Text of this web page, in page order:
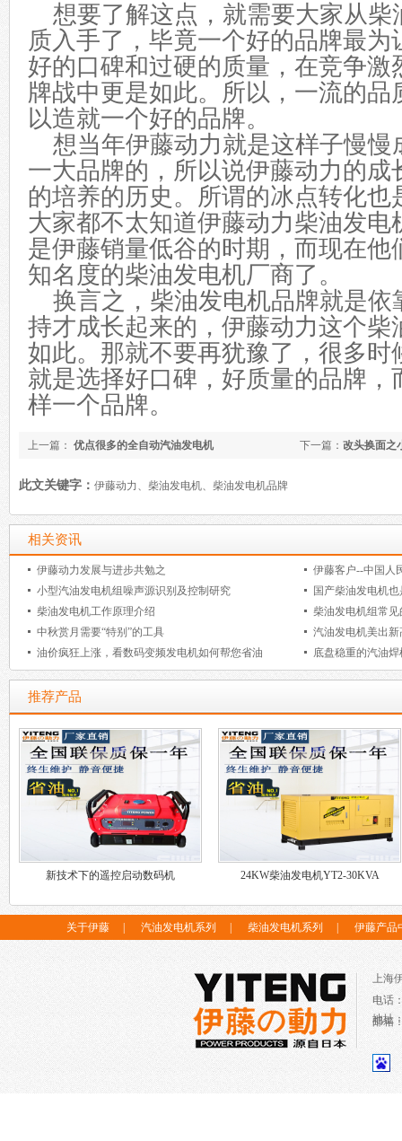
想要了解这点，就需要大家从柴
质入手了，毕竟一个好的品牌最为
好的口碑和过硬的质量 ，在竞争
牌战中更是如此。所以，一流的品
以造就一个好的品牌。
想当年伊藤动力就是这样子慢慢
一大品牌的，所以说伊藤动力的成
的培养的历史 。所谓的冰点转化也
大家都不太知道伊藤动力柴油发电
是伊藤销量低谷的时期 ，而现在他
知名度的柴油发电机厂商了 。
换言之，柴油发电机品牌就是依
持才成长起来的，伊藤动力这个柴
如此。那就不要再犹豫了，很多时
就是选择好口碑，好质量的品牌
样一个品牌。
下一篇： 改头换面之
上一篇： 优点很多的全自动汽油发电机
此文关键字： 伊藤动力、柴油发电机、柴油发电机品牌
相关资讯
伊藤动力发展与进步共勉之
伊藤客户--中国人
小型汽油发电机组噪声源识别及控制研究
国产柴油发电机
柴油发电机工作原理介绍
柴油发电机组常
中秋赏月需要“特别”的工具
汽油发电机美出新
油价疯狂上涨，看数码变频发电机如何帮您省油
底盘稳重的汽油焊
推荐产品
新技术下的遥控启动数码机 24KW柴油发电机YT2-30KVA
关于伊藤 汽油发电机系列 柴油发电机系列 伊藤产品
上海
电话
邮箱
地址